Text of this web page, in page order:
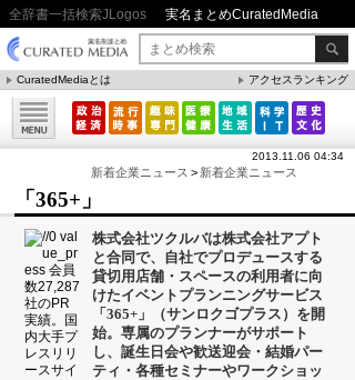
全辞書一括検索JLogos 実名まとめCuratedMedia
CuratedMediaとは アクセスランキング
「365+」
2013.11.06 04:34
新着企業ニュース > 新着企業ニュース
株式会社ツクルバは株式会社アプト
と合同で、自社でプロデュースする
貸切用店舗・スペースの利用者に向
けたイベントプランニングサービス
「365+」（サンロクゴプラス）を開
始。専属のプランナーがサポート
し、誕生日会や歓送迎会・結婚パー
ティ・各種セミナーやワークショッ
ファクト・統計
方法・ノウハウ
メリット・デメリット
CafeTalk
今日は何の日(8月)
今日は何の日(9月）
「防災」関連